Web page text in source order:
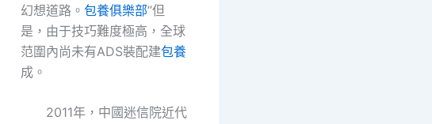
幻想道路。 包養俱樂部”但
是，由于技巧難度極高，全球
范圍內尚未有ADS裝配建包養
成。
2011年，中國迷信院近代